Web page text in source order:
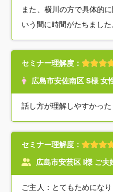
また、横川の方で具体的
いう間に時間がたちました
セミナー理解度：
広島市安佐南区 S様 女
話し方が理解しやすかった
セミナー理解度：
広島市安芸区 I様 ご夫
ご主人：とてもためにな